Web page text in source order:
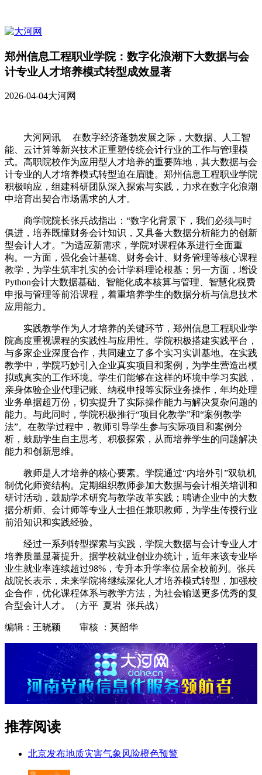
郑州信息工程职业学院：数字化浪潮下大数据与会
计专业人才培养模式转型成效显著
2026-04-04大河网
大河网讯 在数字经济蓬勃发展之际，大数据、人工智
能、云计算等新兴技术正重塑传统会计行业的工作与管理模
式。高职院校作为应用型人才培养的重要阵地，其大数据与会
计专业的人才培养模式转型迫在眉睫。郑州信息工程职业学院
积极响应，组建科研团队深入探索与实践，力求在数字化浪潮
中培育出契合市场需求的人才。
商学院院长张兵战指出：“数字化背景下，我们必须与时
俱进，培养既懂财务会计知识，又具备大数据分析能力的创新
型会计人才。”为适应新需求，学院对课程体系进行全面重
构。一方面，强化会计基础、财务会计、财务管理等核心课程
教学，为学生筑牢扎实的会计学科理论根基；另一方面，增设
Python会计大数据基础、智能化成本核算与管理、智慧化税费
申报与管理等前沿课程，着重培养学生的数据分析与信息技术
应用能力。
实践教学作为人才培养的关键环节，郑州信息工程职业学
院高度重视课程的实践性与应用性。学院积极搭建实践平台，
与多家企业深度合作，共同建立了多个实习实训基地。在实践
教学中，学院巧妙引入企业真实项目和案例，为学生营造出模
拟或真实的工作环境。学生们能够在这样的环境中学习实践，
亲身体验企业代理记账、纳税申报等实际业务操作，年均处理
业务单据超万份，切实提升了实际操作能力与解决复杂问题的
能力。与此同时，学院积极推行“项目化教学”和“案例教学
法”。在教学过程中，教师引导学生参与实际项目和案例分
析，鼓励学生自主思考、积极探索，从而培养学生的问题解决
能力和创新思维。
教师是人才培养的核心要素。学院通过“内培外引”双轨机
制优化师资结构。定期组织教师参加大数据与会计相关培训和
研讨活动，鼓励学术研究与教学改革实践；聘请企业中的大数
据分析师、会计师等专业人士担任兼职教师，为学生传授行业
前沿知识和实践经验。
经过一系列转型探索与实践，学院大数据与会计专业人才
培养质量显著提升。据学校就业创业办统计，近年来该专业毕
业生就业率连续超过98%，专升本升学率位居全校前列。张兵
战院长表示，未来学院将继续深化人才培养模式转型，加强校
企合作，优化课程体系与教学方法，为社会输送更多优秀的复
合型会计人才。（方平 夏岩 张兵战）
编辑：王晓颖 审核 ：莫韶华
推荐阅读
北京发布地质灾害气象风险橙色预警